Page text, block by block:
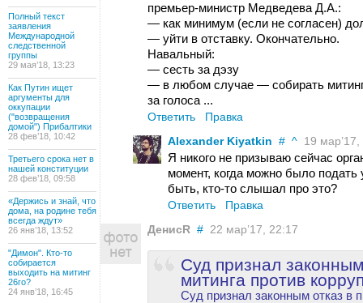
Полный текст
заявления
Международной
следственной
группы
29 мая’18, 13:23
Как Путин ищет
аргументы для
оккупации
("возвращения
домой") Прибалтики
28 фев’18, 10:42
Третьего срока нет в
нашей конституции
28 фев’18, 09:58
«Держись и знай, что
дома, на родине тебя
всегда ждут»
26 янв’18, 13:52
"Димон". Кто-то
собирается
выходить на митинг
26го?
24 янв’18, 16:45
премьер-министр Медведева Д.А.:
— как минимум (если не согласен)
— уйти в отставку. Окончательно.
Навальный:
— сесть за дэзу
— в любом случае — собирать
за голоса ...
Ответить
Правка
Alexander Kiyatkin # ^ 19 мар’17,
Я никого не призываю сейчас
момент, когда можно было
быть, кто-то слышал про это?
Ответить
Правка
ДенисR # 22 мар’17, 22:17
Суд признал
митинга против
Суд признал законным отказ в